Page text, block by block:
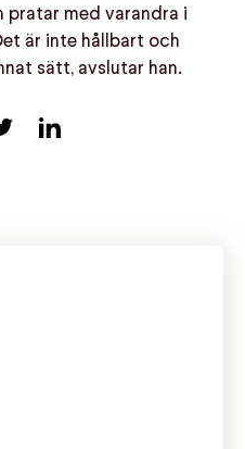
pratar med varandra i
är inte hållbart och
sätt, avslutar han.